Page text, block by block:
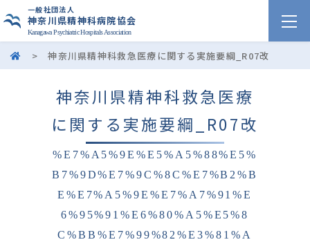
一般社団法人
神奈川県精神科病院協会
Kanagawa Psychiatric Hospitals Association
>神奈川県精神科救急医療に関する実施要綱_R07改
神奈川県精神科救急医療
に関する実施要綱_R07改
%E7%A5%9E%E5%A5%88%E5%
B7%9D%E7%9C%8C%E7%B2%B
E%E7%A5%9E%E7%A7%91%E
6%95%91%E6%80%A5%E5%8
C%BB%E7%99%82%E3%81%A